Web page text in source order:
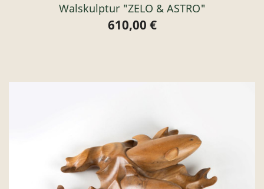
Walskulptur "ZELO & ASTRO"
Preis
610,00 €